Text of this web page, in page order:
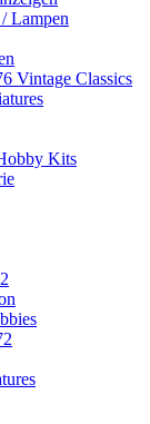
Lampen
Vintage Classics
Kits